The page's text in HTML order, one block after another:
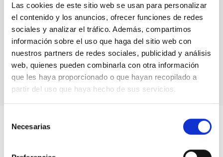
Las cookies de este sitio web se usan para personalizar
el contenido y los anuncios, ofrecer funciones de redes
sociales y analizar el tráfico. Además, compartimos
información sobre el uso que haga del sitio web con
nuestros partners de redes sociales, publicidad y análisis
web, quienes pueden combinarla con otra información
que les haya proporcionado o que hayan recopilado a
partir del uso que haya hecho de sus servicios.
Necesarias
Rotation of the MZ3 bipolar nebula´s geometry
(vertical axis)